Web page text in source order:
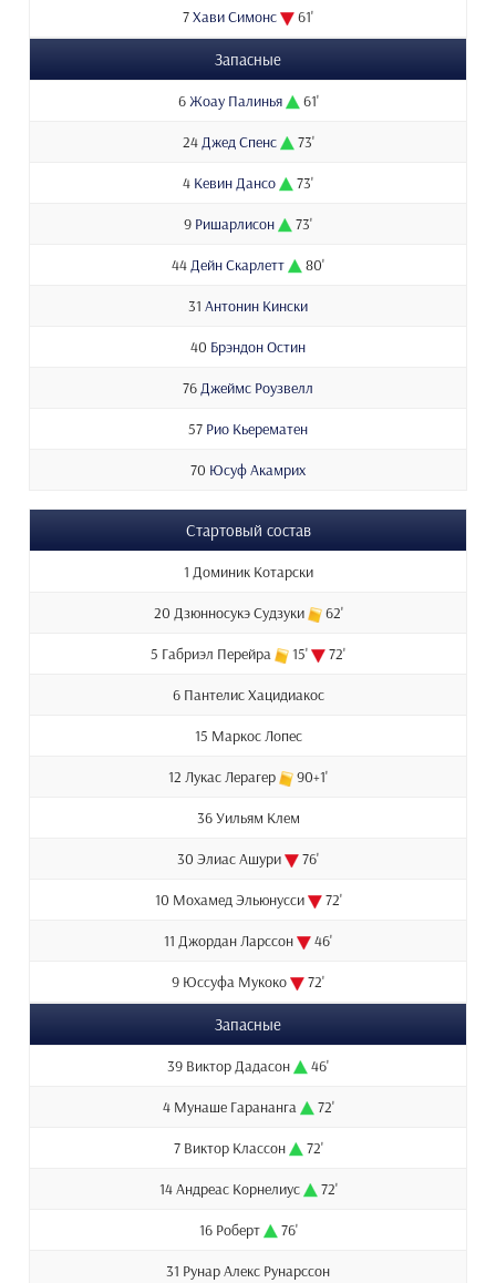
7Хави Симонс 61'
Запасные
6Жоау Палинья 61'
24Джед Спенс 73'
4 Кевин Дансо 73'
9 Ришарлисон 73'
44Дейн Скарлетт 80'
31 Антонин Кински
40 Брэндон Остин
76Джеймс Роузвелл
57 Рио Кьерематен
70 Юсуф Акамрих
Стартовый состав
1 Доминик Котарски
20 Дзюнносукэ Судзуки 62'
5 Габриэл Перейра 15' 72'
6 Пантелис Хацидиакос
15 Маркос Лопес
12 Лукас Лерагер 90+1'
36 Уильям Клем
30 Элиас Ашури 76'
10 Мохамед Эльюнусси 72'
11 Джордан Ларссон 46'
9 Юссуфа Мукоко 72'
Запасные
39 Виктор Дадасон 46'
4 Мунаше Гарананга 72'
7 Виктор Классон 72'
14 Андреас Корнелиус 72'
16 Роберт 76'
31 Рунар Алекс Рунарссон